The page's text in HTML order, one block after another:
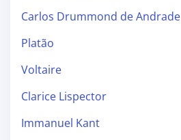
Carlos Drummond de Andrade
Platão
Voltaire
Clarice Lispector
Immanuel Kant